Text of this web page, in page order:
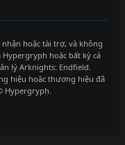
hoặc tài trợ, và không
hoặc bất kỳ cá
lý Arknights: Endfield.
hiệu hoặc thương hiệu đã
Hypergryph.